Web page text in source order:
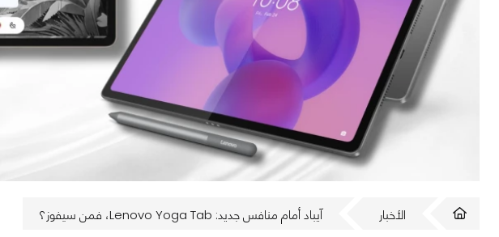
الأخبار آيباد أمام منافس جديد: Lenovo Yoga Tab، فمن سيفوز؟